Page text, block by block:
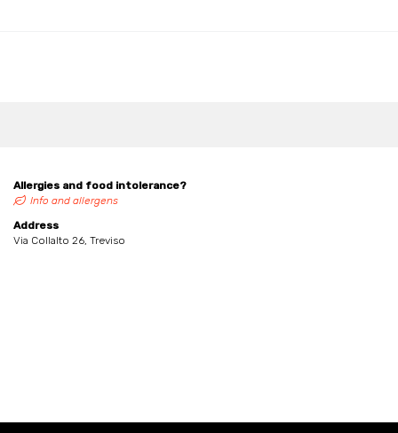
Allergies and food intolerance?
Info and allergens
Address
Via Collalto 26, Treviso